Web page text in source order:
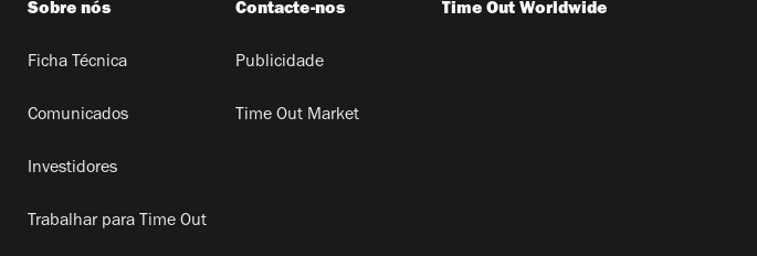
Sobre nós
Ficha Técnica
Comunicados
Investidores
Trabalhar para Time Out
Contacte-nos
Publicidade
Time Out Market
Time Out Worldwide